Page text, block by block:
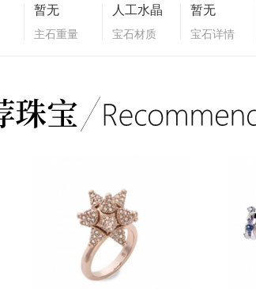
暂无
主石重量
人工水晶
宝石材质
暂无
宝石详情